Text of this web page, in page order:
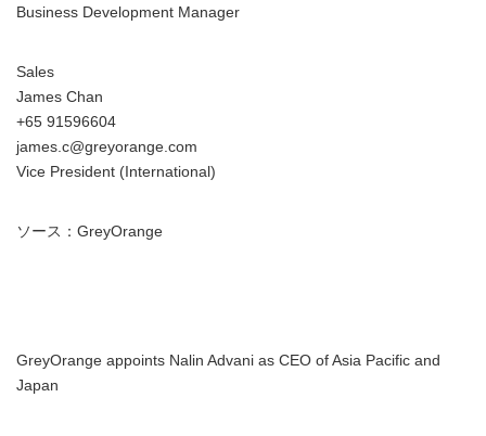
Business Development Manager
Sales
James Chan
+65 91596604
james.c@greyorange.com
Vice President (International)
ソース：GreyOrange
GreyOrange appoints Nalin Advani as CEO of Asia Pacific and
Japan